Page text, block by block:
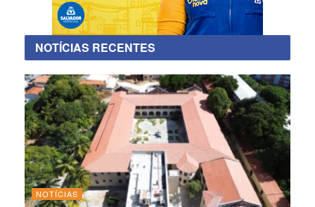
NOTÍCIAS RECENTES
NOTÍCIAS